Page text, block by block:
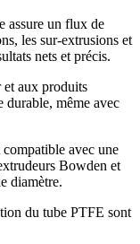
assure un flux de
les sur-extrusions et
nets et précis.
et aux produits
durable, même avec
avec une
Bowden et
diamètre.
du tube PTFE sont